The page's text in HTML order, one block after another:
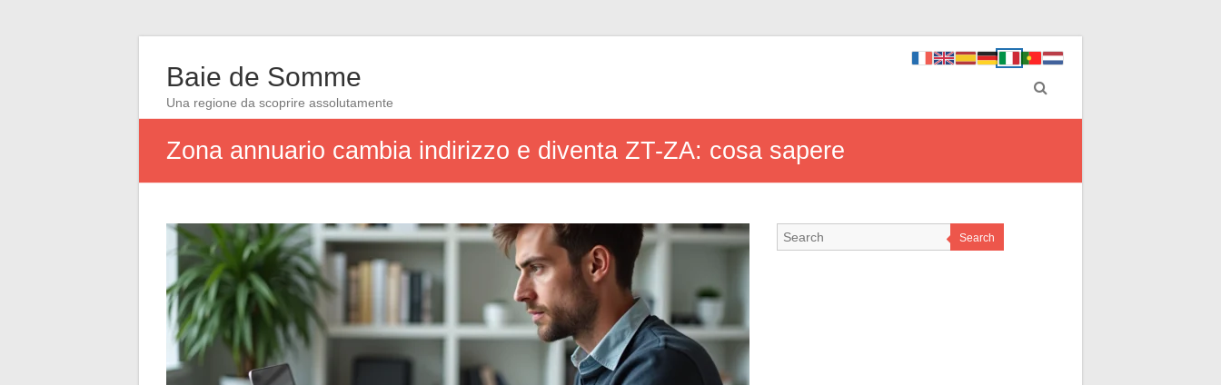
Baie de Somme
Una regione da scoprire assolutamente
Zona annuario cambia indirizzo e diventa ZT-ZA: cosa sapere
Search